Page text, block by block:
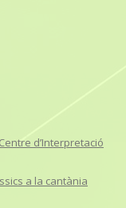
d’Interpretació
a la cantània